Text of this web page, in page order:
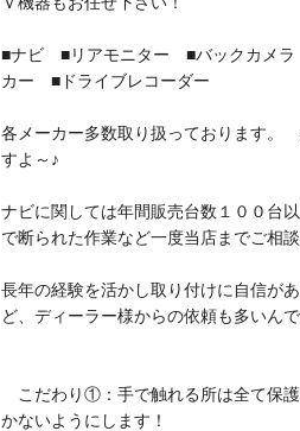
■ナビ ■リアモニター ■バックカメ
カー ■ドライブレコーダー
各メーカー多数取り扱っております。
すよ～♪
ナビに関しては年間販売台数１００台
で断られた作業など一度当店までご相談
長年の経験を活かし取り付けに自信が
ど、ディーラー様からの依頼も多いん
こだわり①：手で触れる所は全て保
かないようにします！